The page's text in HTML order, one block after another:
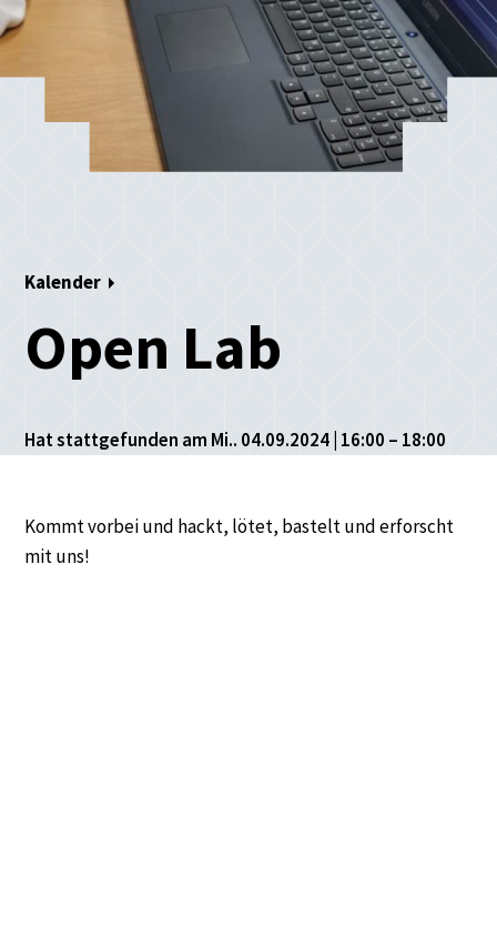
Kalender
Open Lab
Hat stattgefunden am Mi.. 04.09.2024 | 16:00 – 18:00
Kommt vorbei und hackt, lötet, bastelt und erforscht
mit uns!